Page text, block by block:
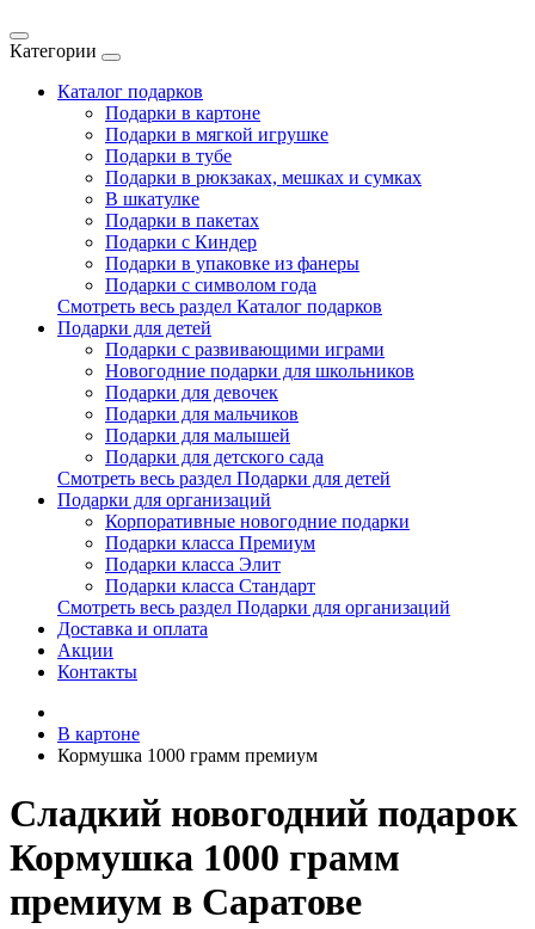
Категории
Каталог подарков
Подарки в картоне
Подарки в мягкой игрушке
Подарки в тубе
Подарки в рюкзаках, мешках и сумках
В шкатулке
Подарки в пакетах
Подарки с Киндер
Подарки в упаковке из фанеры
Подарки с символом года
Смотреть весь раздел Каталог подарков
Подарки для детей
Подарки с развивающими играми
Новогодние подарки для школьников
Подарки для девочек
Подарки для мальчиков
Подарки для малышей
Подарки для детского сада
Смотреть весь раздел Подарки для детей
Подарки для организаций
Корпоративные новогодние подарки
Подарки класса Премиум
Подарки класса Элит
Подарки класса Стандарт
Смотреть весь раздел Подарки для организаций
Доставка и оплата
Акции
Контакты
В картоне
Кормушка 1000 грамм премиум
Сладкий новогодний подарок
Кормушка 1000 грамм
премиум в Саратове